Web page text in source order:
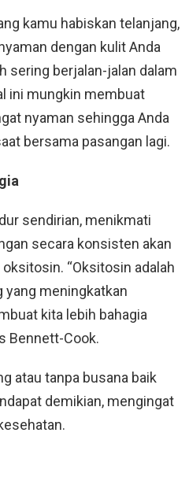
kamu habiskan telanjang,
dengan kulit Anda
sering berjalan-jalan dalam
ini mungkin membuat
nyaman sehingga Anda
bersama pasangan lagi.
sendirian, menikmati
secara konsisten akan
“Oksitosin adalah
yang meningkatkan
kita lebih bahagia
Bennett-Cook.
atau tanpa busana baik
demikian, mengingat